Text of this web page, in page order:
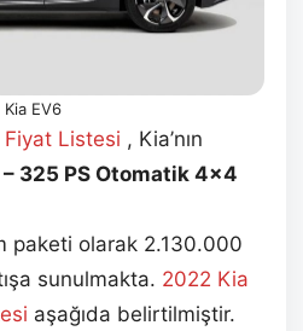
Kia EV6
Fiyat Listesi , Kia’nın
– 325 PS Otomatik 4×4
paketi olarak 2.130.000
sunulmakta. 2022 Kia
aşağıda belirtilmiştir.